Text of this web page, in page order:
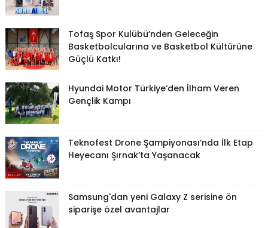
Tofaş Spor Kulübü’nden Geleceğin
Basketbolcularına ve Basketbol Kültürüne
Güçlü Katkı!
Hyundai Motor Türkiye’den İlham Veren
Gençlik Kampı
Teknofest Drone Şampiyonası’nda İlk Etap
Heyecanı Şırnak’ta Yaşanacak
Samsung'dan yeni Galaxy Z serisine ön
siparişe özel avantajlar